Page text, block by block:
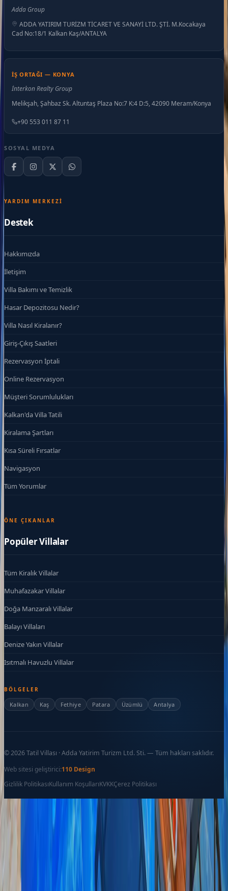
Adda Group
ADDA YATIRIM TURİZM TİCARET VE SANAYİ LTD. ŞTİ. M.Kocakaya
Cad No:18/1 Kalkan Kaş/ANTALYA
İŞ ORTAĞI — KONYA
İnterkon Realty Group
Melikşah, Şahbaz Sk. Altuntaş Plaza No:7 K:4 D:5, 42090 Meram/Konya
+90 553 011 87 11
SOSYAL MEDYA
YARDIM MERKEZI
Destek
Hakkımızda
İletişim
Villa Bakımı ve Temizlik
Hasar Depozitosu Nedir?
Villa Nasıl Kiralanır?
Giriş-Çıkış Saatleri
Rezervasyon İptali
Online Rezervasyon
Müşteri Sorumlulukları
Kalkan'da Villa Tatili
Kiralama Şartları
Kısa Süreli Fırsatlar
Navigasyon
Tüm Yorumlar
ÖNE ÇIKANLAR
Popüler Villalar
Tüm Kiralık Villalar
Muhafazakar Villalar
Doğa Manzaralı Villalar
Balayı Villaları
Denize Yakın Villalar
Isıtmalı Havuzlu Villalar
BÖLGELER
Kalkan Kaş Fethiye Patara Üzümlü Antalya
©2026Tatil Villası · Adda Yatirim Turizm Ltd. Sti. — Tüm hakları saklıdır.
Web sitesi geliştirici:110 Design
Gizlilik PolitikasıKullanım KoşullarıKVKKÇerez Politikası
Favoriler İletişim